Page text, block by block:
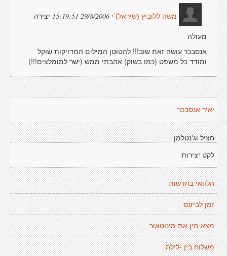
משה ללוביץ (שיראל) י 29/8/2006 15:19:51
יצירה
מעולה
אנסבכר עושה זאת שוב!!! להטוטן המילים המדויקות שוקל
ומודד כל משפט (כמו בשוק) אהבתי ממש (ישר למומלצים!!!)
יאיר אנסבכר
חציל וג'נטלמן
לקט יצירות
הלוואי בחדשות
זמן לביזנס
מצא מין את מינוטאור
משלוח בין -לילה